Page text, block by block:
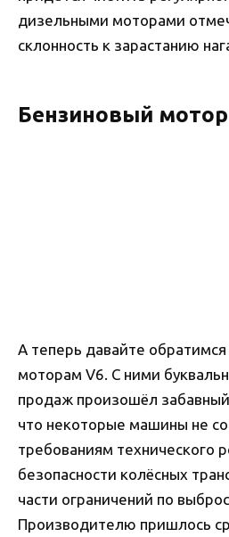
дизельными моторами
склонность к зарастанию
Бензиновый мотор
А теперь давайте
моторам V6. С ними
продаж произошёл забавный
что некоторые машины не
требованиям технического
безопасности колёсных
части ограничений по
Производителю пришлось